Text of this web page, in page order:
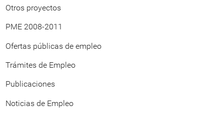
Otros proyectos
PME 2008-2011
Ofertas públicas de empleo
Trámites de Empleo
Publicaciones
Noticias de Empleo